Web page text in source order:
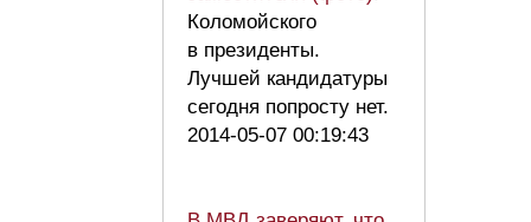
Коломойского
в президенты.
Лучшей кандидатуры
сегодня попросту нет.
2014-05-07 00:19:43